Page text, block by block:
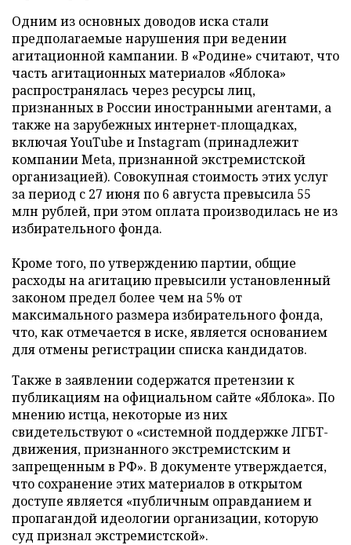
Одним из основных доводов иска стали
предполагаемые нарушения при ведении
агитационной кампании. В «Родине» считают, что
часть агитационных материалов «Яблока»
распространялась через ресурсы лиц,
признанных в России иностранными агентами, а
также на зарубежных интернет-площадках,
включая YouTube и Instagram (принадлежит
компании Meta, признанной экстремистской
организацией). Совокупная стоимость этих услуг
за период с 27 июня по 6 августа превысила 55
млн рублей, при этом оплата производилась не из
избирательного фонда.
Кроме того, по утверждению партии, общие
расходы на агитацию превысили установленный
законом предел более чем на 5% от
максимального размера избирательного фонда,
что, как отмечается в иске, является основанием
для отмены регистрации списка кандидатов.
Также в заявлении содержатся претензии к
публикациям на официальном сайте «Яблока». По
мнению истца, некоторые из них
свидетельствуют о «системной поддержке ЛГБТ-
движения, признанного экстремистским и
запрещенным в РФ». В документе утверждается,
что сохранение этих материалов в открытом
доступе является «публичным оправданием и
пропагандой идеологии организации, которую
суд признал экстремистской».